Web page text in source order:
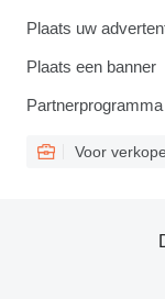
Plaats uw
Plaats een banner
Partnerprogramma
Voor